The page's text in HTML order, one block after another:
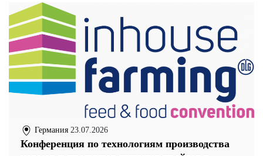
Германия 23.07.2026
Конференция по технологиям производства